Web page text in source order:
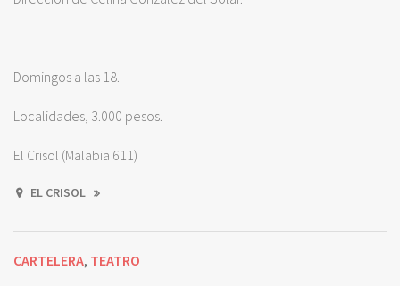
Domingos a las 18.
Localidades, 3.000 pesos.
El Crisol (Malabia 611)
EL CRISOL
CARTELERA, TEATRO